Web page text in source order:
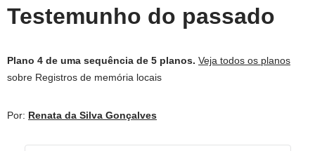
Testemunho do passado
Plano 4 de uma sequência de 5 planos. Veja todos os planos
sobre Registros de memória locais
Por: Renata da Silva Gonçalves